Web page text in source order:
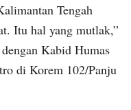
Tengah
Itu hal yang mutlak,”
Kabid Humas
di Korem 102/Panju